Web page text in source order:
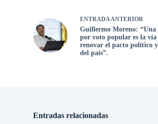
ENTRADAANTERIOR
Guillermo Moreno: “Una
por voto popular es la
renovar el pacto político
del país”.
Entradas relacionadas